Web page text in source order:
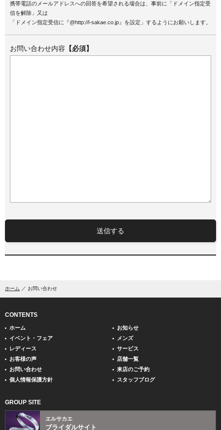
携帯電話のメールアドレスへの回答を希望される場合は、事前に「ドメイン指定受
信を解除」又は
「ドメイン指定受信に『@http://l-sakae.co.jp』を設定」するようにお願いします。
お問い合わせ内容 【必須】
送信する
ホーム お問い合わせ
CONTENTS
ホーム
お知らせ
イベント・フェア
メンズ
レディース
サービス
お客様の声
店舗一覧
お問い合わせ
来店のご予約
個人情報保護方針
スタッフブログ
GROUP SITE
エルサカエ
ブライダルサイト